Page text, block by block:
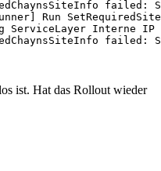
ist. Hat das Rollout wieder